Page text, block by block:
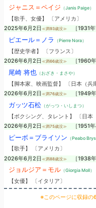
ジャニス＝ペイジ （Janis Paige）
【歌手、女優】 〔アメリカ〕
2025年6月2日 ≪満93歳没≫ ［1931年
ピエール＝ノラ （Pierre Nora）
【歴史学者】 〔フランス〕
2026年6月2日 ≪満66歳没≫ ［1960年
尾崎 将也（おざき・まさや）
【脚本家、映画監督】 〔日本（兵
2026年6月2日 ≪満76歳没≫ ［1949年
ガッツ石松（がっつ・いしまつ）
【ボクシング、タレント】 〔日本
2026年6月2日 ≪満75歳没≫ ［1951年
ピーボ＝ブライソン （Peabo
【歌手】 〔アメリカ〕
2026年6月2日 ≪満88歳没≫ ［1938年
ジョルジア＝モル（Giorgia Moll）
【女優】 〔イタリア〕
※このページに収録